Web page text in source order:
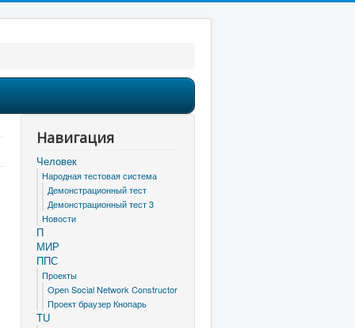
Навигация
Человек
Народная тестовая система
Демонстрационный тест
Демонстрационный тест 3
Новости
П
МИР
ППС
Проекты
Open Social Network Constructor
Проект браузер Кнопарь
TU